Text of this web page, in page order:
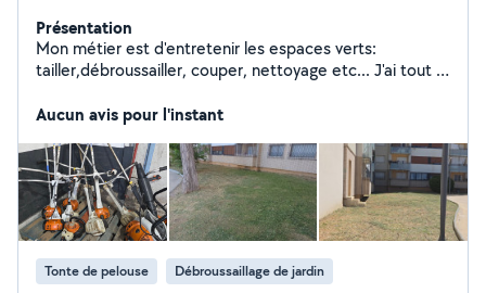
Présentation
Mon métier est d'entretenir les espaces verts:
tailler,débroussailler, couper, nettoyage etc... J'ai tout le
si vous avez besoin d'aide! ( je peux me déplacer pour
Aucun avis pour l'instant
Tonte de pelouse Débroussaillage de jardin